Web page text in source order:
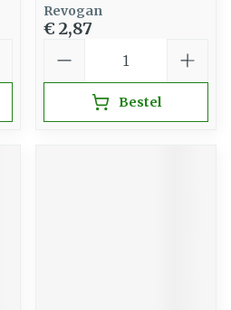
Revogan
€ 2,87
Bestel